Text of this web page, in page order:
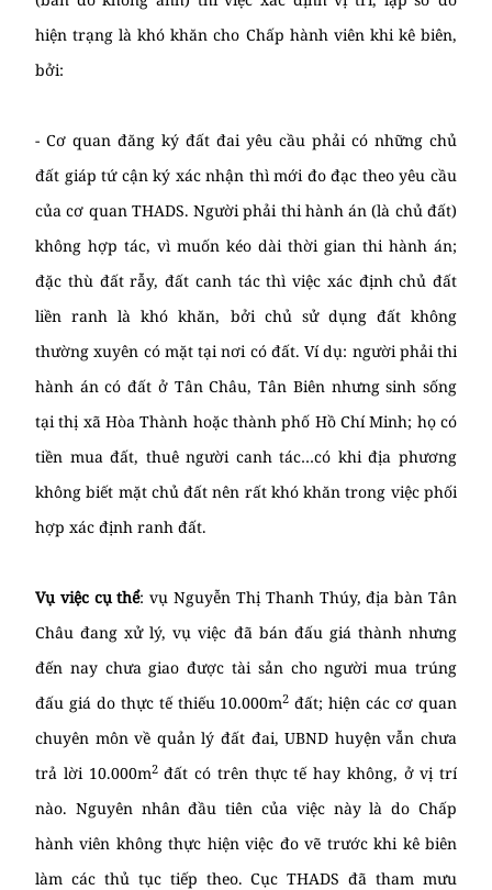
hiện trạng là khó khăn cho Chấp hành viên khi kê biên,
bởi:
- Cơ quan đăng ký đất đai yêu cầu phải có những chủ
đất giáp tứ cận ký xác nhận thì mới đo đạc theo yêu cầu
của cơ quan THADS. Người phải thi hành án (là chủ đất)
không hợp tác, vì muốn kéo dài thời gian thi hành án;
đặc thù đất rẫy, đất canh tác thì việc xác định chủ đất
liền ranh là khó khăn, bởi chủ sử dụng đất không
thường xuyên có mặt tại nơi có đất. Ví dụ: người phải thi
hành án có đất ở Tân Châu, Tân Biên nhưng sinh sống
tại thị xã Hòa Thành hoặc thành phố Hồ Chí Minh; họ có
tiền mua đất, thuê người canh tác…có khi địa phương
không biết mặt chủ đất nên rất khó khăn trong việc phối
hợp xác định ranh đất.
Vụ việc cụ thể: vụ Nguyễn Thị Thanh Thúy, địa bàn Tân
Châu đang xử lý, vụ việc đã bán đấu giá thành nhưng
đến nay chưa giao được tài sản cho người mua trúng
đấu giá do thực tế thiếu 10.000m2 đất; hiện các cơ quan
chuyên môn về quản lý đất đai, UBND huyện vẫn chưa
trả lời 10.000m2đất có trên thực tế hay không, ở vị trí
nào. Nguyên nhân đầu tiên của việc này là do Chấp
hành viên không thực hiện việc đo vẽ trước khi kê biên
làm các thủ tục tiếp theo. Cục THADS đã tham mưu